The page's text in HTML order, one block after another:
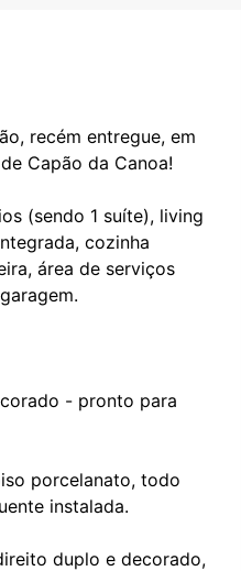
recém entregue, em
Capão da Canoa!
(sendo 1 suíte), living
cozinha
área de serviços
- pronto para
porcelanato, todo
instalada.
duplo e decorado,